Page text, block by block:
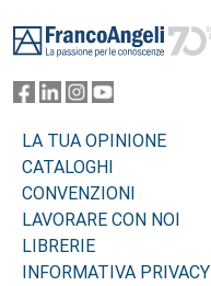
LA TUA OPINIONE
CATALOGHI
CONVENZIONI
LAVORARE CON NOI
LIBRERIE
INFORMATIVA PRIVACY